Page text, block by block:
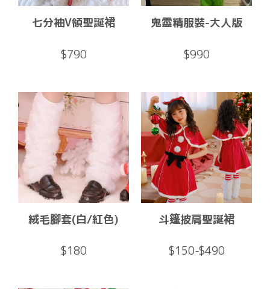
七分袖V領聖誕裙
$790
鬼靈精服裝-大人版
$990
絨毛腳套(白/紅色)
$180
斗篷披肩聖誕裙
$150-$490